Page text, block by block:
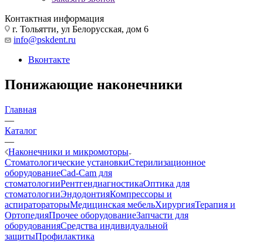
Контактная информация
г. Тольятти, ул Белорусская, дом 6
info@pskdent.ru
Вконтакте
Понижающие наконечники
Главная
—
Каталог
—
Наконечники и микромоторы
Стоматологические установкиСтерилизационное
оборудованиеCad-Cam для
стоматологииРентгендиагностикаОптика для
стоматологииЭндодонтияКомпрессоры и
аспиратораторыМедицинская мебельХирургияТерапия и
ОртопедияПрочее оборудованиеЗапчасти для
оборудованияСредства индивидуальной
защитыПрофилактика